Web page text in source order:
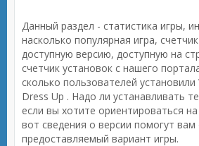
Данный раздел - статистика игры,
насколько популярная игра,
доступную версию, доступную на
счетчик установок с нашего
сколько пользователей
Dress Up . Надо ли устанавливать
если вы хотите ориентироваться
вот сведения о версии помогут вам
предоставляемый вариант игры.